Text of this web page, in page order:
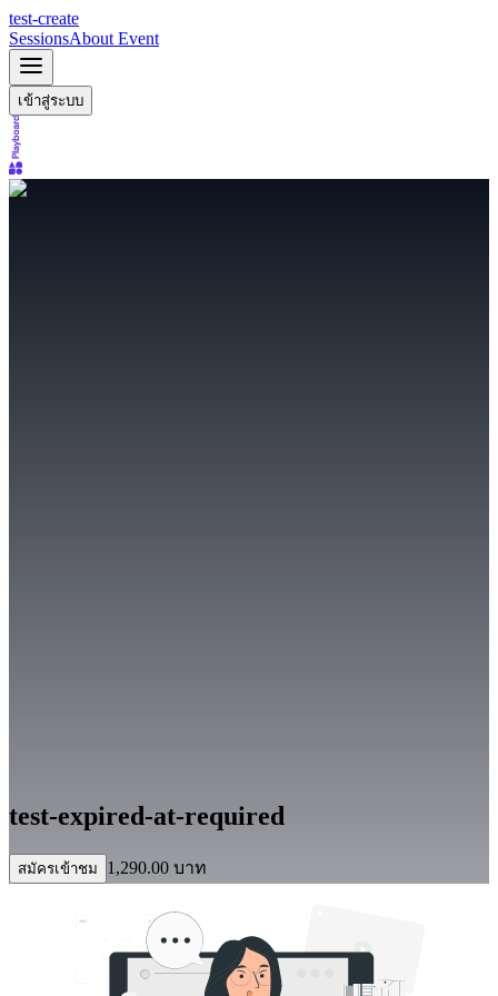
test-create
SessionsAbout Event
เข้าสู่ระบบ
test-expired-at-required
สมัครเข้าชม 1,290.00 บาท